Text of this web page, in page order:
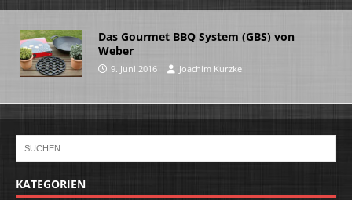
Das Gourmet BBQ System (GBS) von
Weber
9. Juni 2016 Joachim Kurzke
KATEGORIEN